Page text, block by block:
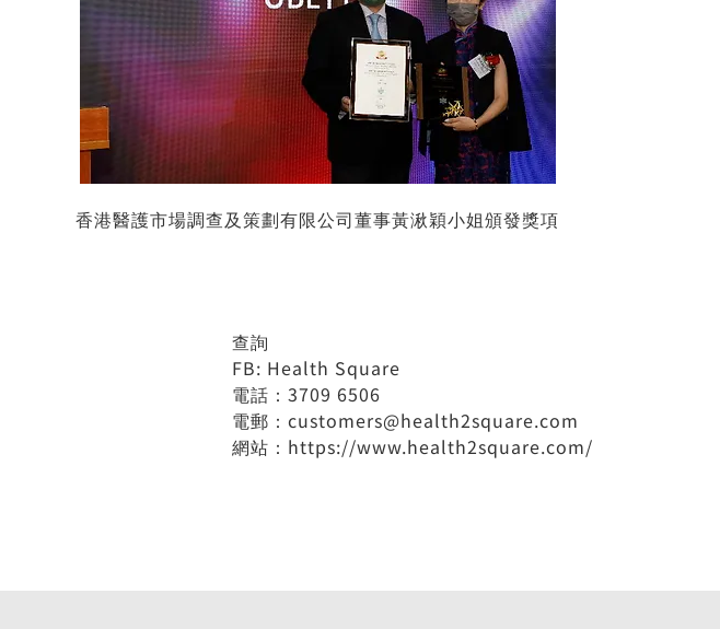
香港醫護市場調查及策劃有限公司董事黃湫穎小姐頒發獎項
查詢
FB: Health Square
電話：3709 6506
電郵：customers@health2square.com
網站： https://www.health2square.com/